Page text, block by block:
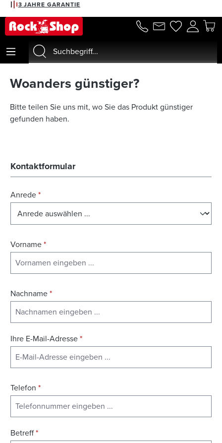
springen
3 JAHRE GARANTIE
Woanders günstiger?
Bitte teilen Sie uns mit, wo Sie das Produkt günstiger
gefunden haben.
Kontaktformular
Anrede*
Vorname*
Nachname*
Ihre E-Mail-Adresse*
Telefon *
Betreff*